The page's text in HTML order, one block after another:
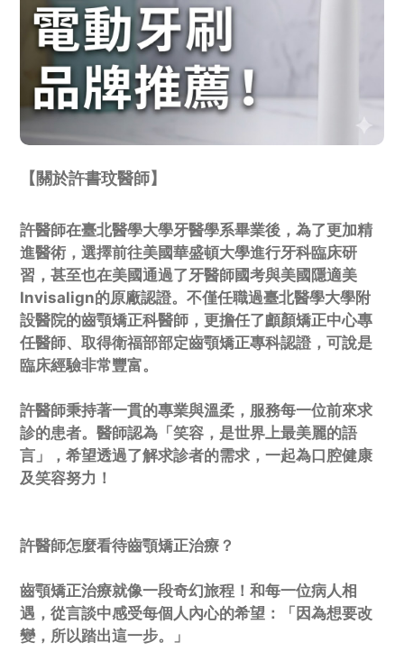
【關於許書玟醫師】
許醫師在臺北醫學大學牙醫學系畢業後，為了更加精
進醫術，選擇前往美國華盛頓大學進行牙科臨床研
習，甚至也在美國通過了牙醫師國考與美國隱適美
Invisalign的原廠認證。不僅任職過臺北醫學大學附
設醫院的齒顎矯正科醫師，更擔任了顱顏矯正中心專
任醫師、取得衛福部部定齒顎矯正專科認證，可說是
臨床經驗非常豐富。
許醫師秉持著一貫的專業與溫柔，服務每一位前來求
診的患者。醫師認為「笑容，是世界上最美麗的語
言」，希望透過了解求診者的需求，一起為口腔健康
及笑容努力！
許醫師怎麼看待齒顎矯正治療？
齒顎矯正治療就像一段奇幻旅程！和每一位病人相
遇，從言談中感受每個人內心的希望：「因為想要改
變，所以踏出這一步。」